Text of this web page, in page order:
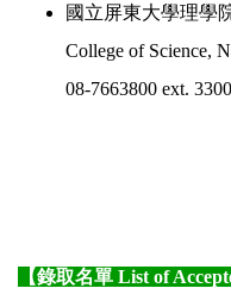
國立屏東大學理學
College of Science,
08-7663800 ext.
【錄取名單 List of